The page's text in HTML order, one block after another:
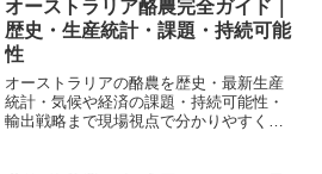
オーストラリア酪農完全ガイド｜
歴史・生産統計・課題・持続可能
性
オーストラリアの酪農を歴史・最新生産
統計・気候や経済の課題・持続可能性・
輸出戦略まで現場視点で分かりやすく解